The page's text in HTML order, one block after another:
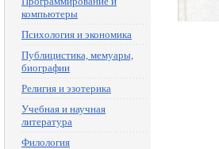
компьютеры
Психология и экономика
Публицистика, мемуары,
биографии
Религия и эзотерика
Учебная и научная
литература
Филология